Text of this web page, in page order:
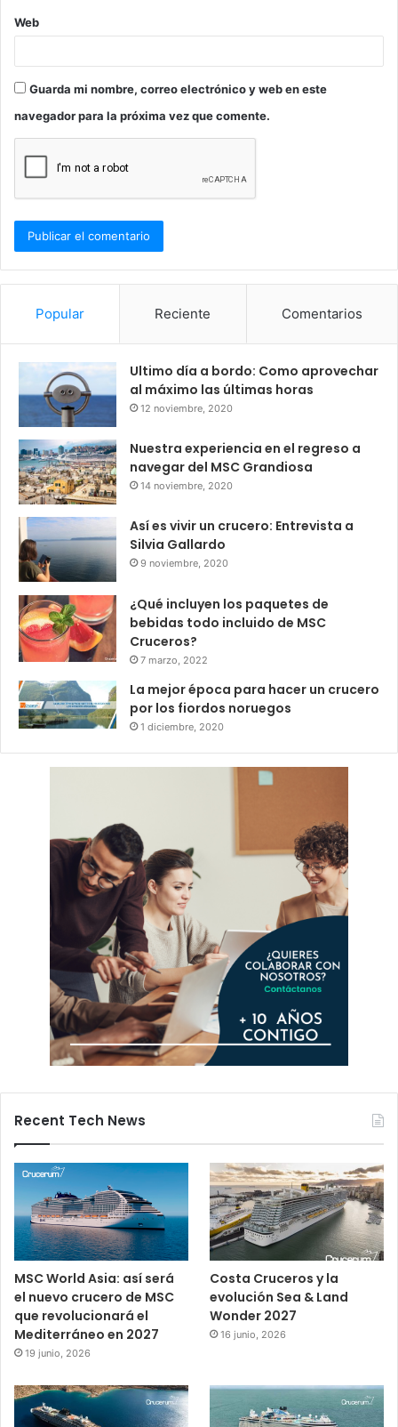
Web
Guarda mi nombre, correo electrónico y web en este
navegador para la próxima vez que comente.
Popular Reciente Comentarios
Ultimo día a bordo: Como aprovechar
al máximo las últimas horas
12 noviembre, 2020
Nuestra experiencia en el regreso a
navegar del MSC Grandiosa
14 noviembre, 2020
Así es vivir un crucero: Entrevista a
Silvia Gallardo
9 noviembre, 2020
¿Qué incluyen los paquetes de
bebidas todo incluido de MSC
Cruceros?
7 marzo, 2022
La mejor época para hacer un crucero
por los fiordos noruegos
1 diciembre, 2020
Recent Tech News
MSC World Asia: así será
el nuevo crucero de MSC
que revolucionará el
Mediterráneo en 2027
19 junio, 2026
Costa Cruceros y la
evolución Sea & Land
Wonder 2027
16 junio, 2026